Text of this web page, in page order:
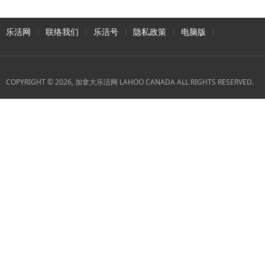
乐活网 联络我们 乐活号 隐私政策 电脑版
COPYRIGHT © 2026, 加拿大乐活网 LAHOO CANADA ALL RIGHTS RESERVED.